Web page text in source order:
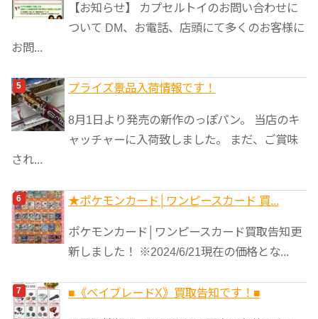
【お知らせ】 カプセルトイのお問い合わせに
ついて DM、お電話、店頭にて多くのお客様に
お問...
プライズ景品入荷情報です！
8月1日より発売の新作のっぽパン。 当店のキ
ャッチャーに入荷致しました。 まだ、ご賞味
され...
★ポケモンカード│ワンピースカード 買...
ポケモンカード│ワンピースカード買取告知更
新しました！ ※2024/6/21現在の価格とな...
■《ベイブレードX》買取告知です！■